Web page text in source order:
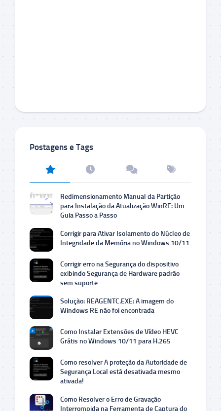
Postagens e Tags
Redimensionamento Manual da Partição
para Instalação da Atualização WinRE: Um
Guia Passo a Passo
Corrigir para Ativar Isolamento do Núcleo de
Integridade da Memória no Windows 10/11
Corrigir erro na Segurança do dispositivo
exibindo Segurança de Hardware padrão
sem suporte
Solução: REAGENTC.EXE: A imagem do
Windows RE não foi encontrada
Como Instalar Extensões de Vídeo HEVC
Grátis no Windows 10/11 para H.265
Como resolver A proteção da Autoridade de
Segurança Local está desativada mesmo
ativada!
Como Resolver o Erro de Gravação
Interrompida na Ferramenta de Captura do